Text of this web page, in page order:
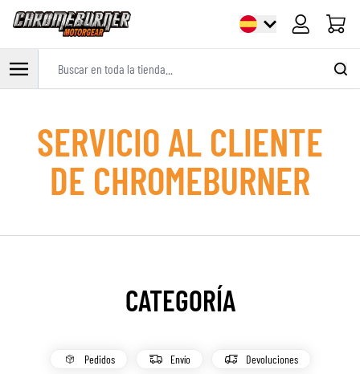
SERVICIO AL CLIENTE
DE CHROMEBURNER
CATEGORÍA
Pedidos Envío Devoluciones